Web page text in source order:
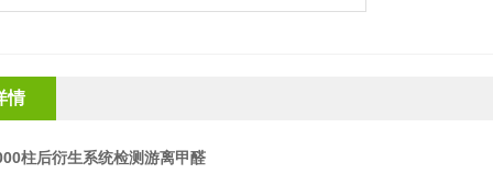
情
柱后衍生系统检测游离甲醛